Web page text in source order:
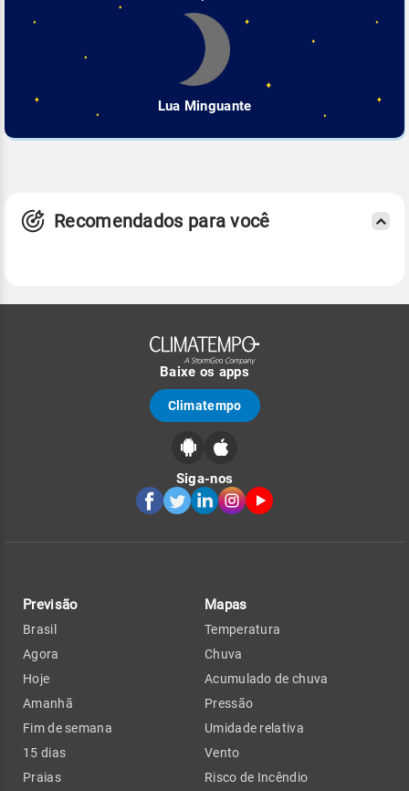
Lua Minguante
Recomendados para você
Baixe os apps
Climatempo
Siga-nos
Previsão
Brasil
Agora
Hoje
Amanhã
Fim de semana
15 dias
Praias
Mapas
Temperatura
Chuva
Acumulado de chuva
Pressão
Umidade relativa
Vento
Risco de Incêndio